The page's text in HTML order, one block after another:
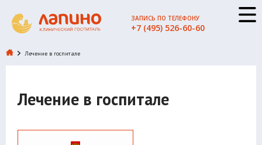
ЗАПИСЬ ПО ТЕЛЕФОНУ
+7 (495) 526-60-60
Лечение в госпитале
Лечение в госпитале